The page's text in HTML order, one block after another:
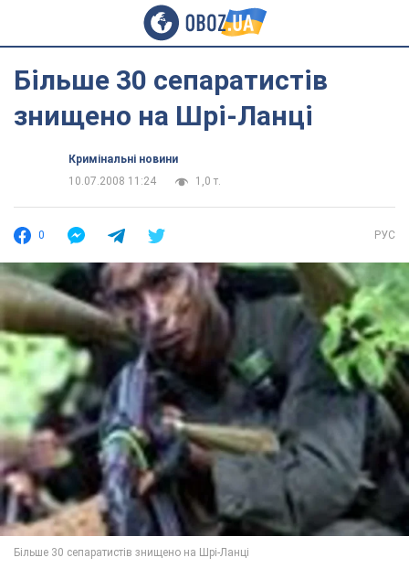
Більше 30 сепаратистів
знищено на Шрі-Ланці
Кримінальні новини
10.07.2008 11:24
1,0 т.
0 РУС